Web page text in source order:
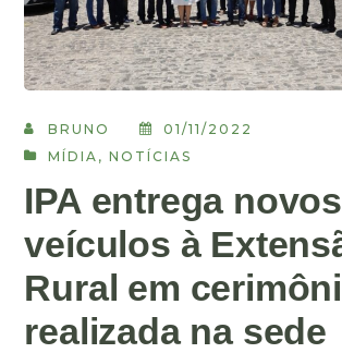
BRUNO
01/11/2022
MÍDIA ,NOTÍCIAS
IPA entrega novos
veículos à
Rural em
realizada na sede